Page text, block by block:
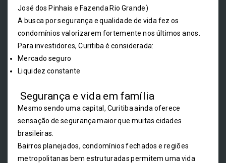
José dos Pinhais e Fazenda Rio Grande)
A busca por segurança e qualidade de vida fez os
condomínios valorizarem fortemente nos últimos anos.
Para investidores, Curitiba é considerada:
Mercado seguro
Liquidez constante
Segurança e vida em família
Mesmo sendo uma capital, Curitiba ainda oferece
sensação de segurança maior que muitas cidades
brasileiras.
Bairros planejados, condomínios fechados e regiões
metropolitanas bem estruturadas permitem uma vida